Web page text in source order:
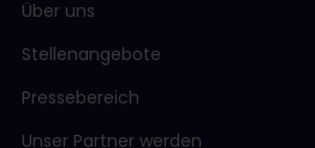
Über uns
Stellenangebote
Pressebereich
Unser Partner werden